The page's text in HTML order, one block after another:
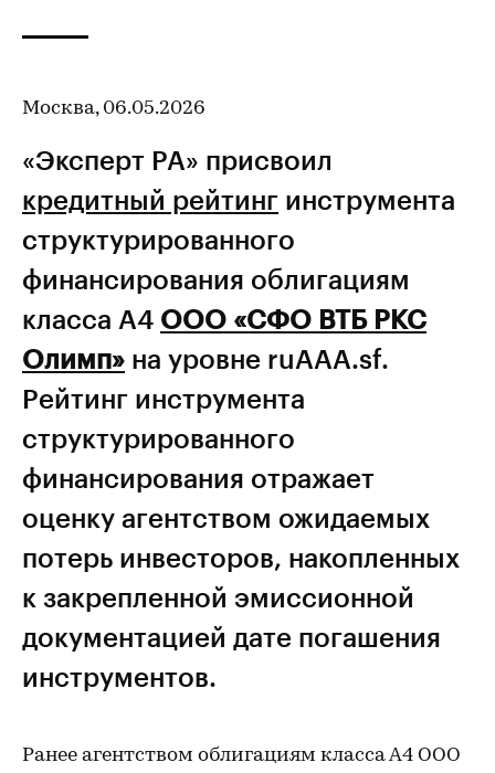
Москва, 06.05.2026
«Эксперт РА» присвоил
кредитный рейтинг инструмента
структурированного
финансирования облигациям
класса А4 ООО «СФО ВТБ РКС
Олимп» на уровне ruAAA.sf.
Рейтинг инструмента
структурированного
финансирования отражает
оценку агентством ожидаемых
потерь инвесторов, накопленных
к закрепленной эмиссионной
документацией дате погашения
инструментов.
Ранее агентством облигациям класса А4 ООО